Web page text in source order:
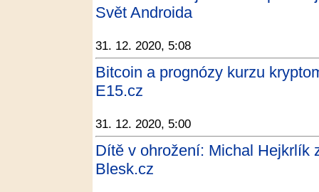
Svět Androida
31. 12. 2020, 5:08
Bitcoin a prognózy kurzu
E15.cz
31. 12. 2020, 5:00
Dítě v ohrožení: Michal Hejkrlík
Blesk.cz